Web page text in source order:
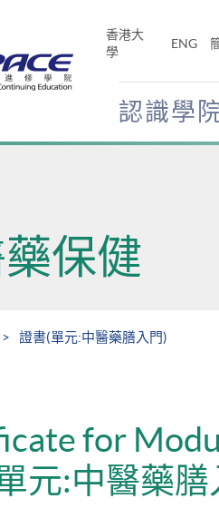
香港大
學
ENG
認識學
保健
證書(單元:中醫藥膳入門)
for
元:中醫藥膳